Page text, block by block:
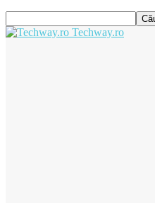
Techway.ro